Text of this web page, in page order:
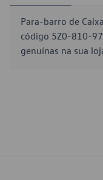
Para-barro de
código 5Z0-810-
genuínas na sua